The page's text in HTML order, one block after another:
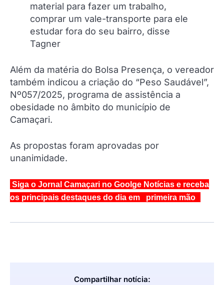
material para fazer um trabalho,
comprar um vale-transporte para ele
estudar fora do seu bairro, disse
Tagner
Além da matéria do Bolsa Presença, o vereador
também indicou a criação do “Peso Saudável”,
Nº057/2025, programa de assistência a
obesidade no âmbito do município de
Camaçari.
As propostas foram aprovadas por
unanimidade.
Siga o Jornal Camaçari no Goolge Notícias e receba
os principais destaques do dia em primeira mão
Compartilhar notícia: